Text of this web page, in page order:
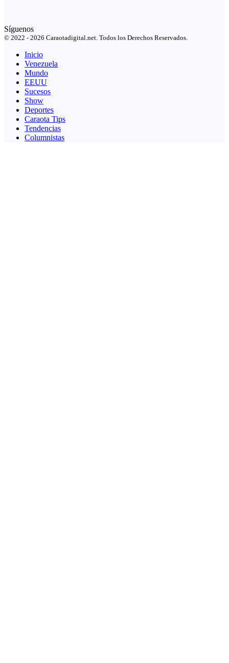
Síguenos
© 2022 - 2026 Caraotadigital.net. Todos los Derechos Reservados.
Inicio
Venezuela
Mundo
EEUU
Sucesos
Show
Deportes
Caraota Tips
Tendencias
Columnistas